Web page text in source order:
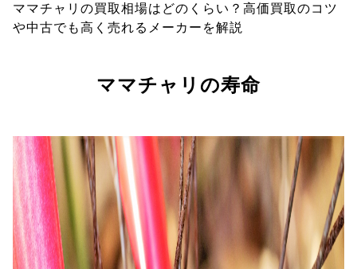
ママチャリの買取相場はどのくらい？高価買取のコツ
や中古でも高く売れるメーカーを解説
ママチャリの寿命